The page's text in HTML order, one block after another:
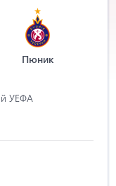
Пюник
УЕФА